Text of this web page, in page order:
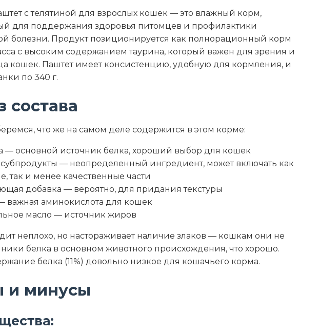
ценность
11
(ккал/100г)
с телятиной для взрослых кошек — это влажный корм,
для поддержания здоровья питомцев и профилактики
болезни. Продукт позиционируется как полнорационный корм
с высоким содержанием таурина, который важен для зрения и
кошек. Паштет имеет консистенцию, удобную для кормления, и
по 340 г.
состава
что же на самом деле содержится в этом корме:
— основной источник белка, хороший выбор для кошек
— неопределенный ингредиент, может включать как
так и менее качественные части
добавка — вероятно, для придания текстуры
важная аминокислота для кошек
масло — источник жиров
неплохо, но настораживает наличие злаков — кошкам они не
белка в основном животного происхождения, что хорошо.
белка (11%) довольно низкое для кошачьего корма.
и минусы